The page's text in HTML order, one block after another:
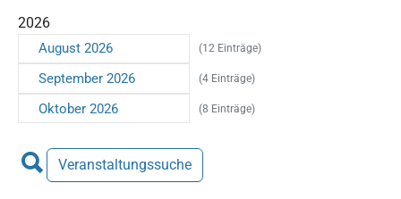
2026
August 2026 (12 Einträge)
September 2026 (4 Einträge)
Oktober 2026 (8 Einträge)
Veranstaltungssuche